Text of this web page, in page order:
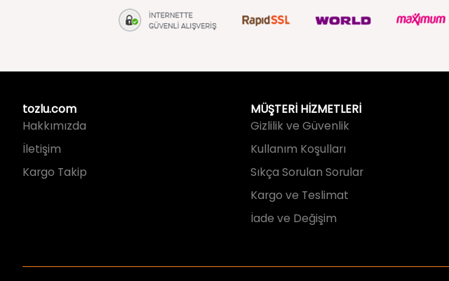
tozlu.com
İletişim
Kargo Takip
MÜŞTERİ HİZMETLERİ
Kullanım Koşulları